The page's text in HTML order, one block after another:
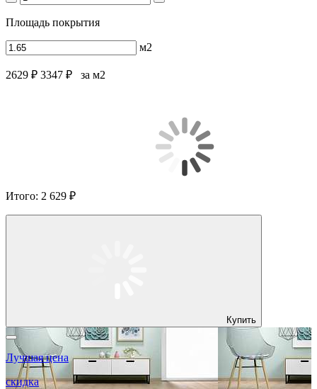
Площадь покрытия
м2
2629 ₽ 3347 ₽ за м2
Итого: 2 629 ₽
Купить
Лучшая цена
скидка